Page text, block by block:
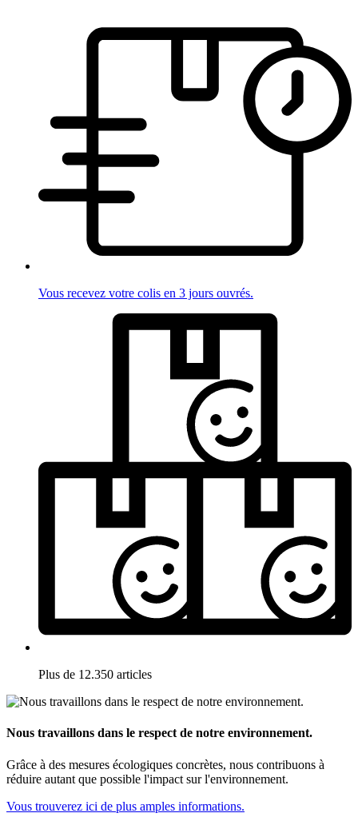
Vous recevez votre colis en 3 jours ouvrés.
Plus de 12.350 articles
Nous travaillons dans le respect de notre environnement.
Grâce à des mesures écologiques concrètes, nous contribuons à
réduire autant que possible l'impact sur l'environnement.
Vous trouverez ici de plus amples informations.